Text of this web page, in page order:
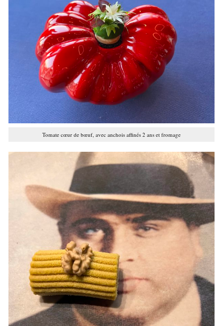
Tomate cœur de bœuf, avec anchois affinés 2 ans et fromage